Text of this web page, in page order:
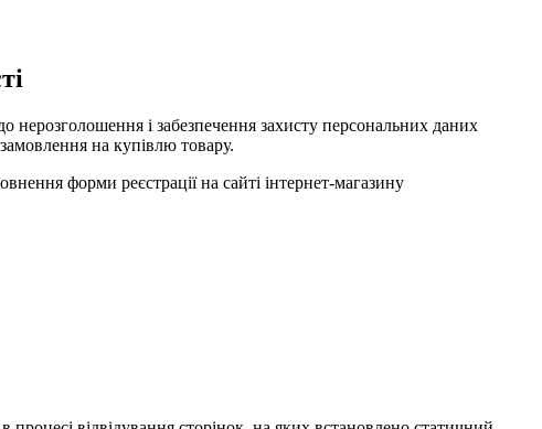
нерозголошення і забезпечення захисту персональних даних
на купівлю товару.
форми реєстрації на сайті інтернет-магазину